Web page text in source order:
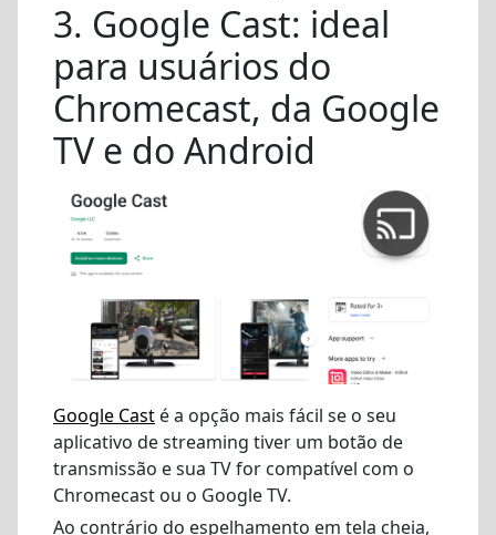
3. Google Cast: ideal
para usuários do
Chromecast, da Google
TV e do Android
Google Cast é a opção mais fácil se o seu
aplicativo de streaming tiver um botão de
transmissão e sua TV for compatível com o
Chromecast ou o Google TV.
Ao contrário do espelhamento em tela cheia,